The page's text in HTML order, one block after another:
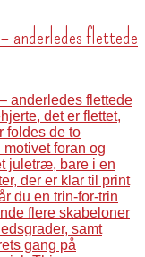
anderledes flettede